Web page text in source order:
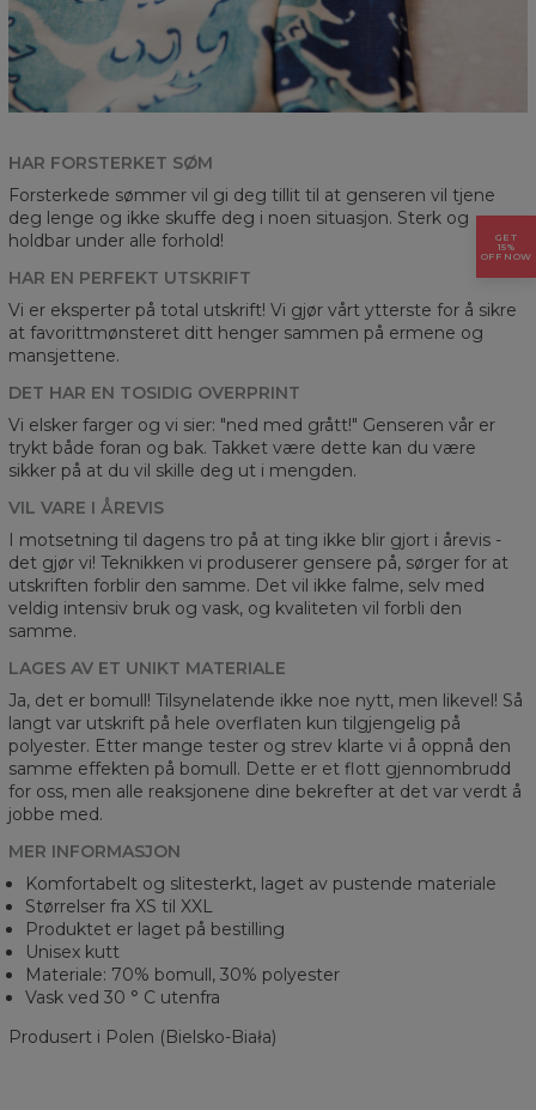
HAR FORSTERKET SØM
Forsterkede sømmer vil gi deg tillit til at genseren vil tjene
deg lenge og ikke skuffe deg i noen situasjon. Sterk og
holdbar under alle forhold!
HAR EN PERFEKT UTSKRIFT
Vi er eksperter på total utskrift! Vi gjør vårt ytterste for å sikre
at favorittmønsteret ditt henger sammen på ermene og
mansjettene.
DET HAR EN TOSIDIG OVERPRINT
Vi elsker farger og vi sier: "ned med grått!" Genseren vår er
trykt både foran og bak. Takket være dette kan du være
sikker på at du vil skille deg ut i mengden.
VIL VARE I ÅREVIS
I motsetning til dagens tro på at ting ikke blir gjort i årevis -
det gjør vi! Teknikken vi produserer gensere på, sørger for at
utskriften forblir den samme. Det vil ikke falme, selv med
veldig intensiv bruk og vask, og kvaliteten vil forbli den
samme.
LAGES AV ET UNIKT MATERIALE
Ja, det er bomull! Tilsynelatende ikke noe nytt, men likevel! Så
langt var utskrift på hele overflaten kun tilgjengelig på
polyester. Etter mange tester og strev klarte vi å oppnå den
samme effekten på bomull. Dette er et flott gjennombrudd
for oss, men alle reaksjonene dine bekrefter at det var verdt å
jobbe med.
MER INFORMASJON
Komfortabelt og slitesterkt, laget av pustende materiale
Størrelser fra XS til XXL
Produktet er laget på bestilling
Unisex kutt
Materiale: 70% bomull, 30% polyester
Vask ved 30 ° C utenfra
Produsert i Polen (Bielsko-Biała)
GET
15%
OFF NOW